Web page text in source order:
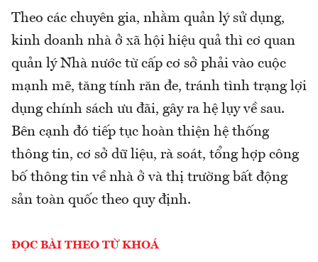
Theo các chuyên gia, nhằm quản lý sử dụng,
kinh doanh nhà ở xã hội hiệu quả thì cơ quan
quản lý Nhà nước từ cấp cơ sở phải vào cuộc
mạnh mẽ, tăng tính răn đe, tránh tình trạng lợi
dụng chính sách ưu đãi, gây ra hệ lụy về sau.
Bên cạnh đó tiếp tục hoàn thiện hệ thống
thông tin, cơ sở dữ liệu, rà soát, tổng hợp công
bố thông tin về nhà ở và thị trường bất động
sản toàn quốc theo quy định.
ĐỌC BÀI THEO TỪ KHOÁ